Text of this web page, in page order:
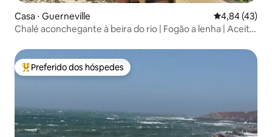
Casa ⋅ Guerneville 4,84 de uma
4,84 (43)
Chalé aconchegante à beira do rio | Fogão a lenha | Aceita
Entre os melhores preferidos dos hóspedes
Preferido dos hóspedes